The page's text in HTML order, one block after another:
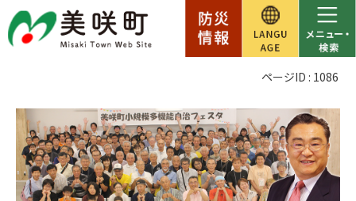
長
の
ページID : 1086